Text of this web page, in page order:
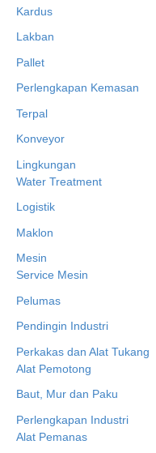
Kardus
Lakban
Pallet
Perlengkapan Kemasan
Terpal
Konveyor
Lingkungan
Water Treatment
Logistik
Maklon
Mesin
Service Mesin
Pelumas
Pendingin Industri
Perkakas dan Alat Tukang
Alat Pemotong
Baut, Mur dan Paku
Perlengkapan Industri
Alat Pemanas